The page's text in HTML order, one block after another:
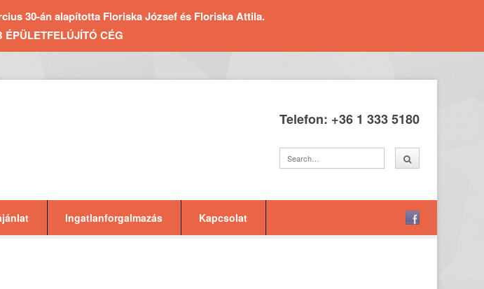
30-án alapította Floriska József és Floriska Attila.
CÉG
Telefon: +36 1 333 5180
Ingatlanforgalmazás Kapcsolat